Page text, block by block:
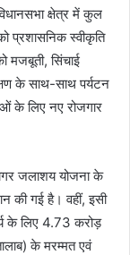
क्षेत्र में कुल
प्रशासनिक स्वीकृति
मजबूती, सिंचाई
के साथ-साथ पर्यटन
के लिए नए रोजगार
जलाशय योजना के
की गई है। वहीं, इसी
के लिए 4.73 करोड़
के मरम्मत एवं